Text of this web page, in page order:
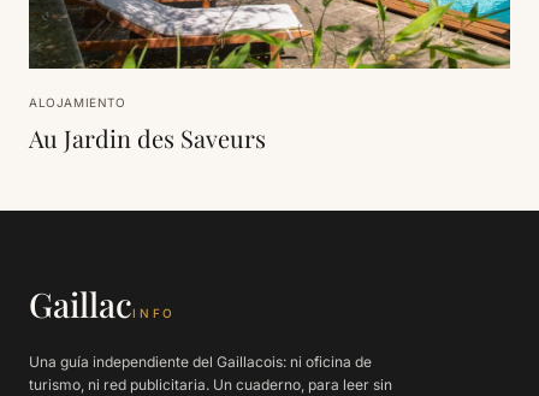
ALOJAMIENTO
Au Jardin des Saveurs
GaillacINFO
Una guía independiente del Gaillacois: ni oficina de
turismo, ni red publicitaria. Un cuaderno, para leer sin